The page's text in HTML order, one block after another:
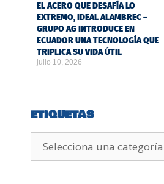
EL ACERO QUE DESAFÍA LO
EXTREMO, IDEAL ALAMBREC –
GRUPO AG INTRODUCE EN
ECUADOR UNA TECNOLOGÍA QUE
TRIPLICA SU VIDA ÚTIL
julio 10, 2026
ETIQUETAS